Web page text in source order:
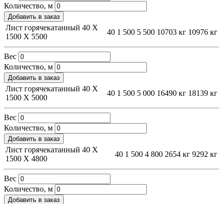
Количество, м
Добавить в заказ
Лист горячекатанный 40 Х
1500 Х 5500
40 1 500 5 500 10703 кг 10976 кг
Вес
Количество, м
Добавить в заказ
Лист горячекатанный 40 Х
1500 Х 5000
40 1 500 5 000 16490 кг 18139 кг
Вес
Количество, м
Добавить в заказ
Лист горячекатанный 40 Х
1500 Х 4800
40 1 500 4 800 2654 кг 9292 кг
Вес
Количество, м
Добавить в заказ